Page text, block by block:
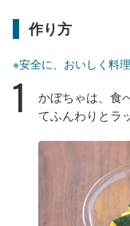
作り方
※安全に、おいしく料
1
かぼちゃは、食
てふんわりとラ